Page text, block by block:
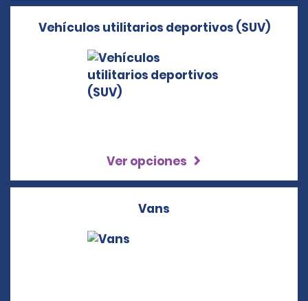
Vehículos utilitarios deportivos (SUV)
Ver opciones
Vans